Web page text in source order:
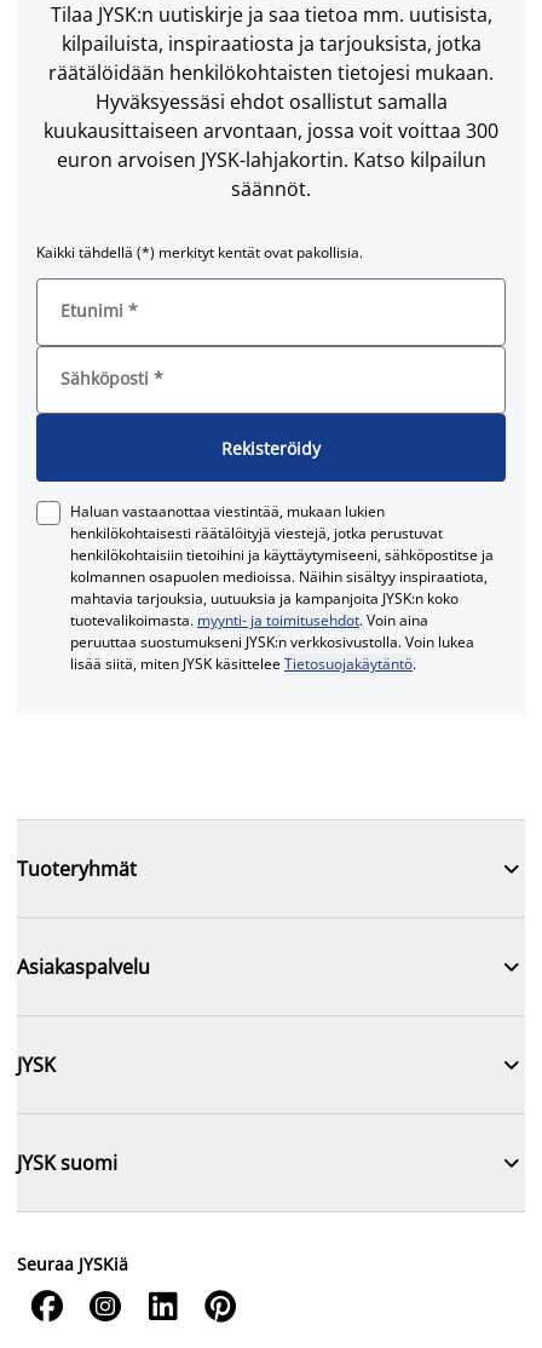
Tilaa JYSK:n uutiskirje ja saa tietoa mm. uutisista,
kilpailuista, inspiraatiosta ja tarjouksista, jotka
räätälöidään henkilökohtaisten tietojesi mukaan.
Hyväksyessäsi ehdot osallistut samalla
kuukausittaiseen arvontaan, jossa voit voittaa 300
euron arvoisen JYSK-lahjakortin. Katso kilpailun
säännöt.
Kaikki tähdellä (*) merkityt kentät ovat pakollisia.
Etunimi *
Sähköposti *
Rekisteröidy
Haluan vastaanottaa viestintää, mukaan lukien
henkilökohtaisesti räätälöityjä viestejä, jotka perustuvat
henkilökohtaisiin tietoihini ja käyttäytymiseeni, sähköpostitse ja
kolmannen osapuolen medioissa. Näihin sisältyy inspiraatiota,
mahtavia tarjouksia, uutuuksia ja kampanjoita JYSK:n koko
tuotevalikoimasta. myynti- ja toimitusehdot. Voin aina
peruuttaa suostumukseni JYSK:n verkkosivustolla. Voin lukea
lisää siitä, miten JYSK käsitteleeTietosuojakäytäntö.
Tuoteryhmät 
Asiakaspalvelu 
JYSK 
JYSK suomi 
Seuraa JYSKiä
   